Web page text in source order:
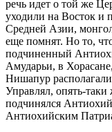
речь идет о той же
уходили на Восток и
Средней Азии,
еще помнят. Но то,
подчиненный
Амударьи, в
Нишапур
Управлял, опять-
подчинялся
Антиохийским